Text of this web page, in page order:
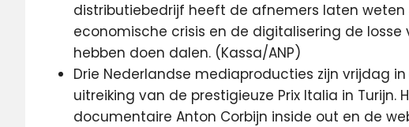
distributiebedrijf heeft de afnemers laten
economische crisis en de digitalisering de
hebben doen dalen. (Kassa/ANP)
Drie Nederlandse mediaproducties zijn vrijdag
uitreiking van de prestigieuze Prix Italia in Turijn.
documentaire Anton Corbijn inside out en de